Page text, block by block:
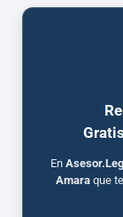
En
Amaraque